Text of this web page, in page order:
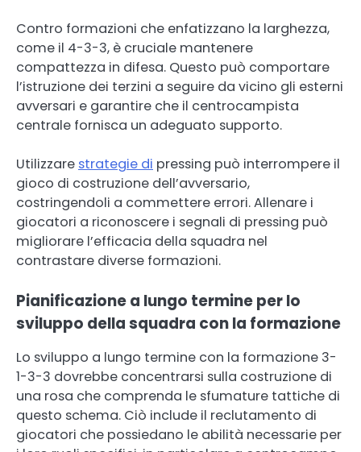
Contro formazioni che enfatizzano la larghezza,
come il 4-3-3, è cruciale mantenere
compattezza in difesa. Questo può comportare
l’istruzione dei terzini a seguire da vicino gli esterni
avversari e garantire che il centrocampista
centrale fornisca un adeguato supporto.
Utilizzare strategie di pressing può interrompere il
gioco di costruzione dell’avversario,
costringendoli a commettere errori. Allenare i
giocatori a riconoscere i segnali di pressing può
migliorare l’efficacia della squadra nel
contrastare diverse formazioni.
Pianificazione a lungo termine per lo
sviluppo della squadra con la formazione
Lo sviluppo a lungo termine con la formazione 3-
1-3-3 dovrebbe concentrarsi sulla costruzione di
una rosa che comprenda le sfumature tattiche di
questo schema. Ciò include il reclutamento di
giocatori che possiedano le abilità necessarie per